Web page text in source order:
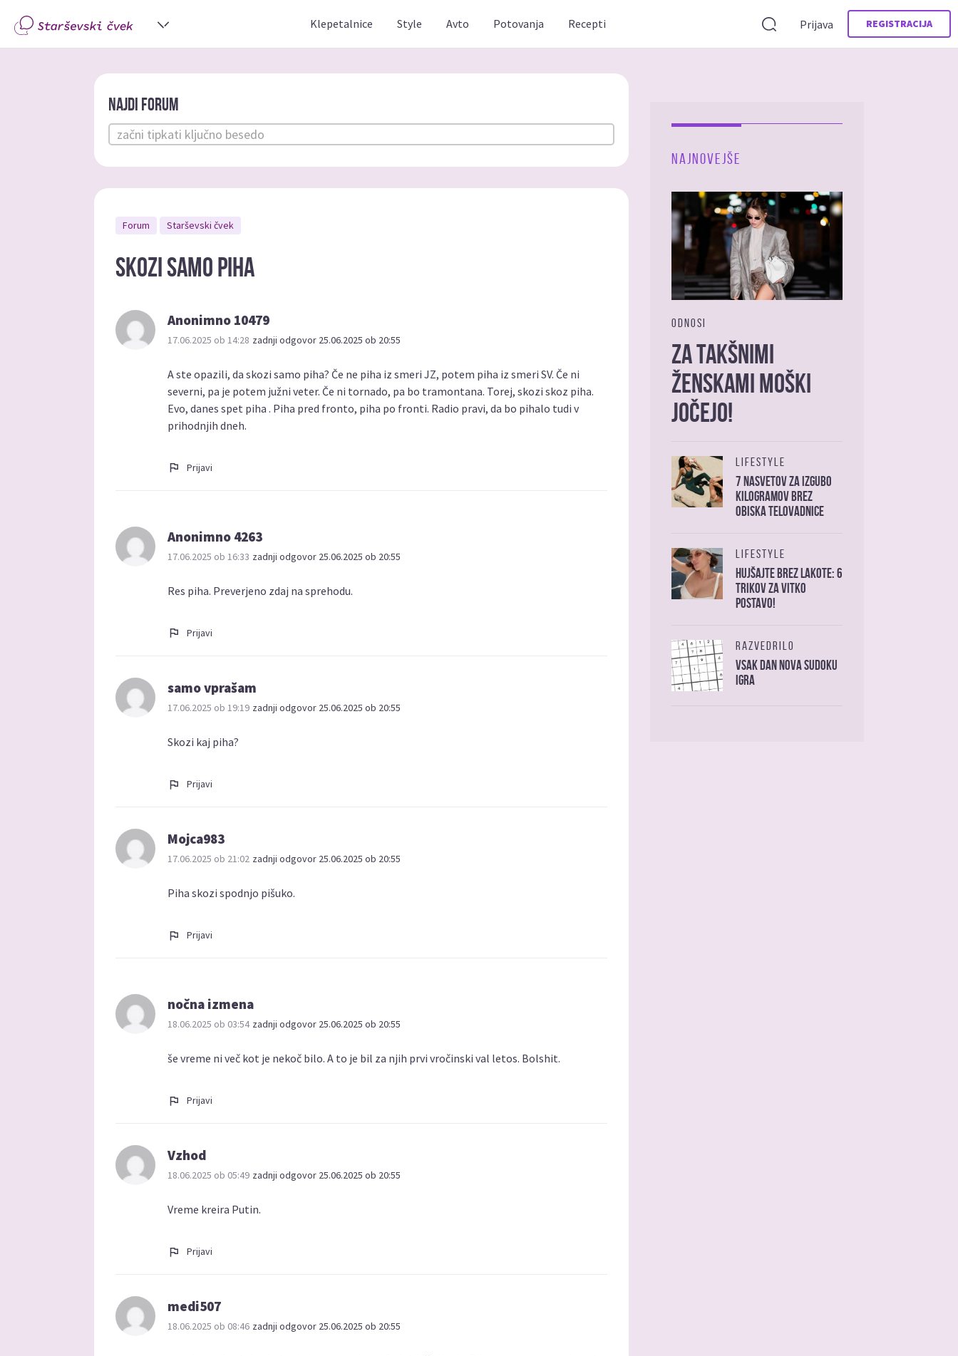
Klepetalnice Style Avto Potovanja Recepti Prijava REGISTRACIJA
Najdi forum
Forum Starševski čvek
Skozi samo piha
Anonimno 10479
17.06.2025 ob 14:28 zadnji odgovor 25.06.2025 ob 20:55
A ste opazili, da skozi samo piha? Če ne piha iz smeri JZ, potem piha iz smeri SV. Če ni
severni, pa je potem južni veter. Če ni tornado, pa bo tramontana. Torej, skozi skoz piha.
Evo, danes spet piha . Piha pred fronto, piha po fronti. Radio pravi, da bo pihalo tudi v
prihodnjih dneh.
Prijavi
Anonimno 4263
17.06.2025 ob 16:33 zadnji odgovor 25.06.2025 ob 20:55
Res piha. Preverjeno zdaj na sprehodu.
Prijavi
samo vprašam
17.06.2025 ob 19:19 zadnji odgovor 25.06.2025 ob 20:55
Skozi kaj piha?
Prijavi
Mojca983
17.06.2025 ob 21:02 zadnji odgovor 25.06.2025 ob 20:55
Piha skozi spodnjo pišuko.
Prijavi
nočna izmena
18.06.2025 ob 03:54 zadnji odgovor 25.06.2025 ob 20:55
še vreme ni več kot je nekoč bilo. A to je bil za njih prvi vročinski val letos. Bolshit.
Prijavi
Vzhod
18.06.2025 ob 05:49 zadnji odgovor 25.06.2025 ob 20:55
Vreme kreira Putin.
Prijavi
medi507
18.06.2025 ob 08:46 zadnji odgovor 25.06.2025 ob 20:55
NAJNOVEJŠE
ODNOSI
Za takšnimi
ženskami moški
jočejo!
LIFESTYLE
7 nasvetov za izgubo
kilogramov brez
obiska telovadnice
LIFESTYLE
Hujšajte brez lakote: 6
trikov za vitko
postavo!
RAZVEDRILO
Vsak dan nova sudoku
igra